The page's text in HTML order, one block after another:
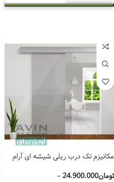
مکانیزم تک درب ریلی شیشه ای آرام
9901)
تومان24.900.000
–